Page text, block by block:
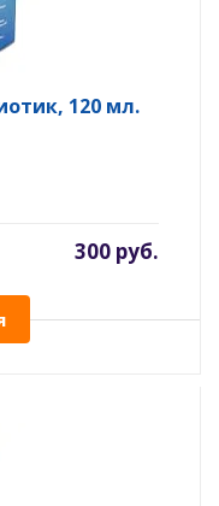
120 мл.
300 руб.